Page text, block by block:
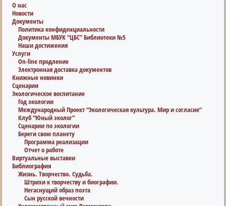
О нас
Новости
Документы
Политика конфиденциальности
Документы МБУК “ЦБС” Библиотеки №5
Наши достижения
Услуги
On-line продление
Электронная доставка документов
Книжные новинки
Сценарии
Экологическое воспитание
Год экологии
Международный Проект “Экологическая культура. Мир и согласие”
Клуб “Юный эколог”
Сценарии по экологии
Береги свою планету
Программа реализации
Отчет о работе
Виртуальные выставки
Библиография
Жизнь. Творчество. Судьба.
Штрихи к творчеству и биографии.
Негаснущий образ поэта
Сын русской вечности